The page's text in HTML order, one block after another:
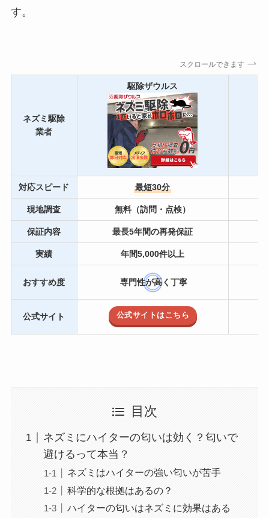
す。
スクロールできます
ネズミ駆除
業者
駆除ザウルス
対応スピード 最短30分
現地調査 無料（訪問・点検）
保証内容 最長5年間の再発保証
実績 年間5,000件以上
おすすめ度 専門性が高く丁寧
公式サイト 公式サイトはこちら
目次
ネズミにハイターの匂いは効く？匂いで
避けるって本当？
ネズミはハイターの強い匂いが苦手
科学的な根拠はあるの？
ハイターの匂いはネズミに効果はある